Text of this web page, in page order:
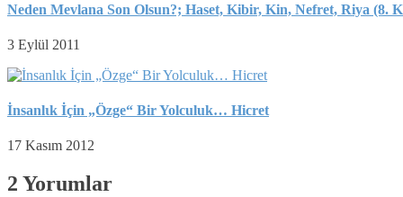
Neden Mevlana Son Olsun?; Haset, Kibir, Kin, Nefret, Riya (8.
3 Eylül 2011
İnsanlιk İçin „Özge“ Bir Yolculuk… Hicret
17 Kasım 2012
2 Yorumlar